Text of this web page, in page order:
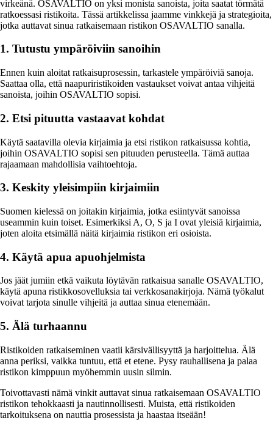
virkeänä. OSAVALTIO on yksi monista sanoista, joita saatat törmätä
ratkoessasi ristikoita. Tässä artikkelissa jaamme vinkkejä ja strategioita,
jotka auttavat sinua ratkaisemaan ristikon OSAVALTIO sanalla.
1. Tutustu ympäröiviin sanoihin
Ennen kuin aloitat ratkaisuprosessin, tarkastele ympäröiviä sanoja.
Saattaa olla, että naapuriristikoiden vastaukset voivat antaa vihjeitä
sanoista, joihin OSAVALTIO sopisi.
2. Etsi pituutta vastaavat kohdat
Käytä saatavilla olevia kirjaimia ja etsi ristikon ratkaisussa kohtia,
joihin OSAVALTIO sopisi sen pituuden perusteella. Tämä auttaa
rajaamaan mahdollisia vaihtoehtoja.
3. Keskity yleisimpiin kirjaimiin
Suomen kielessä on joitakin kirjaimia, jotka esiintyvät sanoissa
useammin kuin toiset. Esimerkiksi A, O, S ja I ovat yleisiä kirjaimia,
joten aloita etsimällä näitä kirjaimia ristikon eri osioista.
4. Käytä apua apuohjelmista
Jos jäät jumiin etkä vaikuta löytävän ratkaisua sanalle OSAVALTIO,
käytä apuna ristikkosovelluksia tai verkkosanakirjoja. Nämä työkalut
voivat tarjota sinulle vihjeitä ja auttaa sinua etenemään.
5. Älä turhaannu
Ristikoiden ratkaiseminen vaatii kärsivällisyyttä ja harjoittelua. Älä
anna periksi, vaikka tuntuu, että et etene. Pysy rauhallisena ja palaa
ristikon kimppuun myöhemmin uusin silmin.
Toivottavasti nämä vinkit auttavat sinua ratkaisemaan OSAVALTIO
ristikon tehokkaasti ja nautinnollisesti. Muista, että ristikoiden
tarkoituksena on nauttia prosessista ja haastaa itseään!